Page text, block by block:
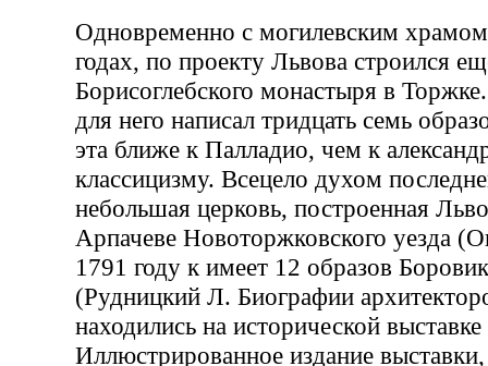
Одновременно с могилевским
годах, по проекту Львова строился
Борисоглебского монастыря в
для него написал тридцать семь
эта ближе к Палладио, чем к
классицизму. Всецело духом
небольшая церковь, построенная
Арпачеве Новоторжковского уезда
1791 году к имеет 12 образов
(Рудницкий Л. Биографии
находились на исторической
Иллюстрированное издание